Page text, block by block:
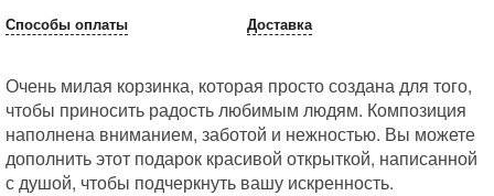
Способы оплаты Доставка
Очень милая корзинка, которая просто создана для того,
чтобы приносить радость любимым людям. Композиция
наполнена вниманием, заботой и нежностью. Вы можете
дополнить этот подарок красивой открыткой, написанной
с душой, чтобы подчеркнуть вашу искренность.